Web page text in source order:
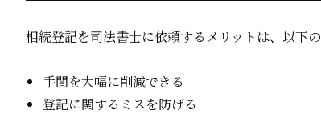
相続登記を司法書士に依頼するメリットは、以下の
手間を大幅に削減できる
登記に関するミスを防げる